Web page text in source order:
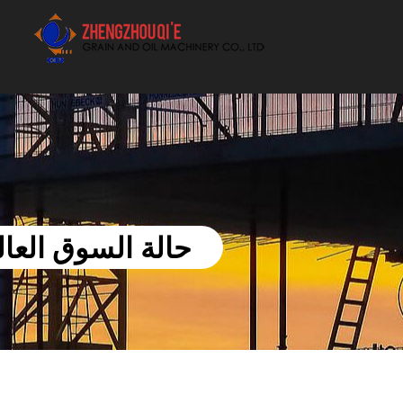
أفضل بيع آلة الزيوت النباتية الموردون
حالة السوق العالمية